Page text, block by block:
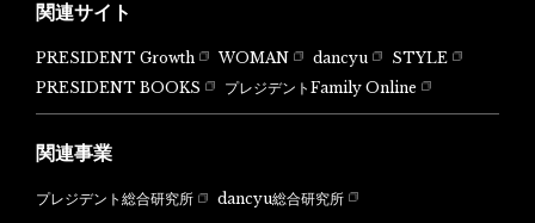
関連サイト
PRESIDENT Growth WOMAN dancyu
STYLE
PRESIDENT BOOKS
プレジデントFamily Online
関連事業
プレジデント総合研究所 dancyu総合研究所